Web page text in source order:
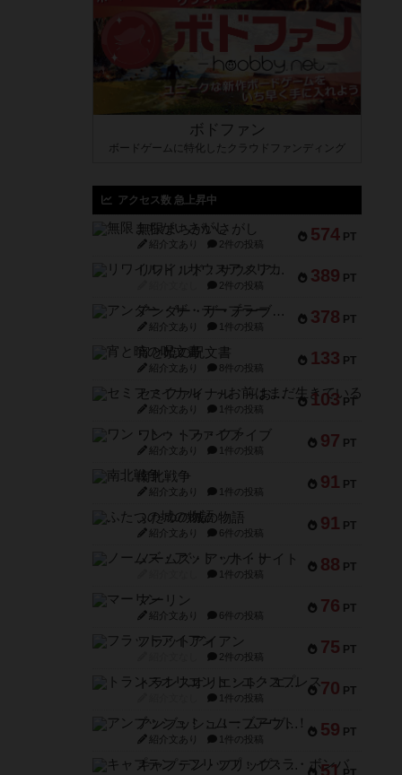
ボドファン
ボードゲームに特化したクラウドファンディング
アクセス数 急上昇中
574 PT
無限まちがいさがし
紹介文あり 2件の投稿
389 PT
リワイルド：サウスアメリカ
2件の投稿
378 PT
アンダー・ザ・テーブラー
紹介文あり 1件の投稿
133 PT
宵と暁の呪文書
紹介文あり 8件の投稿
103 PT
セミファイナル ～お前はまだ生きている～
紹介文あり 1件の投稿
97 PT
ワン・トゥ・ファイブ
紹介文あり 1件の投稿
91 PT
南北戦争
紹介文あり 1件の投稿
91 PT
ふたつの城の物語
紹介文あり 6件の投稿
88 PT
ノームズ・アット・ナイト
1件の投稿
76 PT
マーリン
紹介文あり 6件の投稿
75 PT
フラットアイアン
2件の投稿
70 PT
トランスオリエント・エクスプレス
1件の投稿
59 PT
アンブッシュ！：ムーブアウト！
紹介文あり 1件の投稿
51
キャプテン・フリップ：イスラ・ボンバ